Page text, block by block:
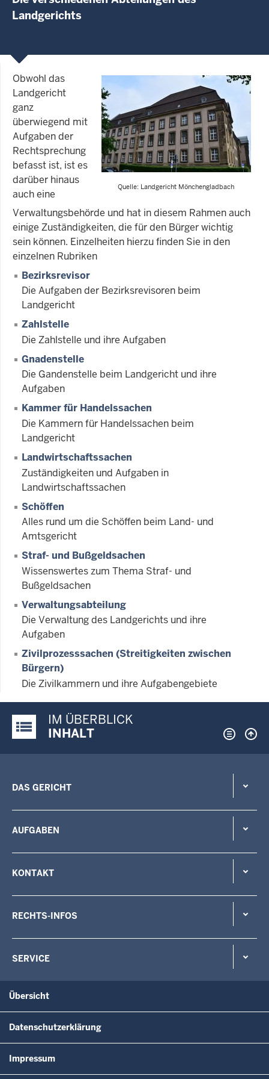
Landgerichts
Quelle: Landgericht Mönchengladbach
Obwohl das
Landgericht
ganz
überwiegend mit
Aufgaben der
Rechtsprechung
befasst ist, ist es
darüber hinaus
auch eine
Verwaltungsbehörde und hat in diesem Rahmen auch
einige Zuständigkeiten, die für den Bürger wichtig
sein können. Einzelheiten hierzu finden Sie in den
einzelnen Rubriken
Bezirksrevisor
Die Aufgaben der Bezirksrevisoren beim
Landgericht
Zahlstelle
Die Zahlstelle und ihre Aufgaben
Gnadenstelle
Die Gandenstelle beim Landgericht und ihre
Aufgaben
Kammer für Handelssachen
Die Kammern für Handelssachen beim
Landgericht
Landwirtschaftssachen
Zuständigkeiten und Aufgaben in
Landwirtschaftssachen
Schöffen
Alles rund um die Schöffen beim Land- und
Amtsgericht
Straf- und Bußgeldsachen
Wissenswertes zum Thema Straf- und
Bußgeldsachen
Verwaltungsabteilung
Die Verwaltung des Landgerichts und ihre
Aufgaben
Zivilprozesssachen (Streitigkeiten zwischen
Bürgern)
Die Zivilkammern und ihre Aufgabengebiete
Justiz-Portal im Überblick:
IM ÜBERBLICK
INHALT
DAS GERICHT
AUFGABEN
KONTAKT
RECHTS-INFOS
SERVICE
Übersicht
Datenschutzerklärung
Impressum